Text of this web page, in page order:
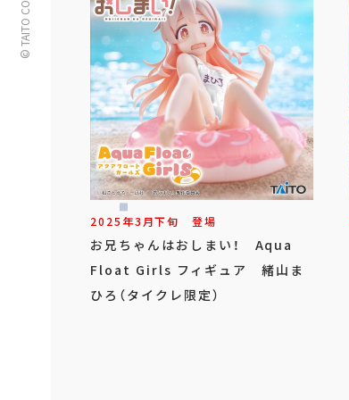
2025年3月下旬 登場
お兄ちゃんはおしまい！ Aqua
Float Girls フィギュア 緒山ま
ひろ（タイクレ限定）